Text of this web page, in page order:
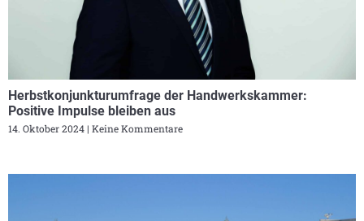
Herbstkonjunkturumfrage der Handwerkskammer:
Positive Impulse bleiben aus
14. Oktober 2024 Keine Kommentare